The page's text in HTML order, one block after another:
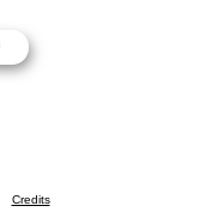
Credits